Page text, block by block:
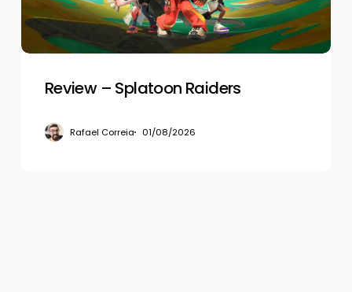
Review – Splatoon Raiders
Rafael Correia 01/08/2026